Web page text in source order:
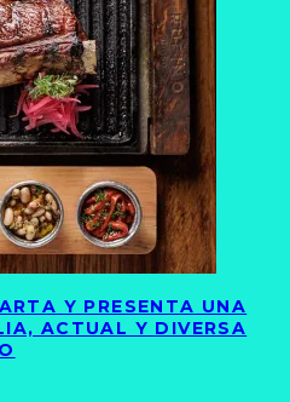
Y PRESENTA UNA
ACTUAL Y DIVERSA